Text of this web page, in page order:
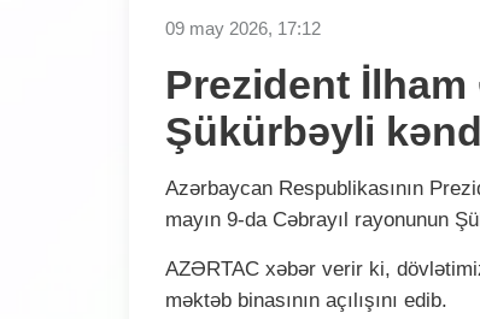
09 may 2026, 17:12
Prezident
Şükürbəyli
Azərbaycan Respublikasının
mayın 9-da Cəbrayıl rayonunun
AZƏRTAC xəbər verir ki,
məktəb binasının açılışını edib.